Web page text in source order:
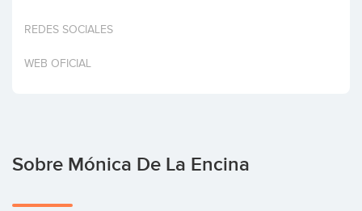
Invertir
REDES SOCIALES
WEB OFICIAL
Sobre Mónica De La Encina